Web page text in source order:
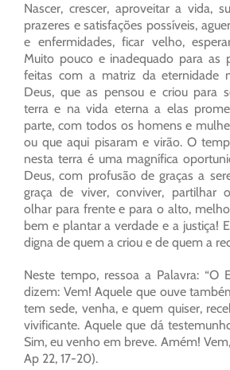
Nascer, crescer, aproveitar a vida,
prazeres e satisfações possíveis,
e enfermidades, ficar velho,
Muito pouco e inadequado para as
feitas com a matriz da eternidade
Deus, que as pensou e criou para
terra e na vida eterna a elas
parte, com todos os homens e
ou que aqui pisaram e virão. O
nesta terra é uma magnífica
Deus, com profusão de graças a
graça de viver, conviver, partilhar
olhar para frente e para o alto,
bem e plantar a verdade e a justiça!
digna de quem a criou e de quem a
Neste tempo, ressoa a Palavra: “O
dizem: Vem! Aquele que ouve
tem sede, venha, e quem quiser,
vivificante. Aquele que dá
Sim, eu venho em breve. Amém!
Ap 22, 17-20).